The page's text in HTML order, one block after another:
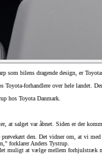
bilens dragende design, er
forhandlere over hele landet.
hos Toyota Danmark.
salget var åbnet. Siden er der
den. Det vidner om, at
forklarer Anders Tystrup.
at vælge mellem